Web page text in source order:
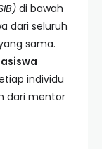
di bawah
dari seluruh
sama.
individu
dari mentor